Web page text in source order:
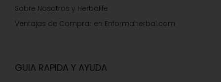
Sobre Nosotros y Herbalife
Ventajas de Comprar en Enformaherbal.com
GUIA RAPIDA Y AYUDA